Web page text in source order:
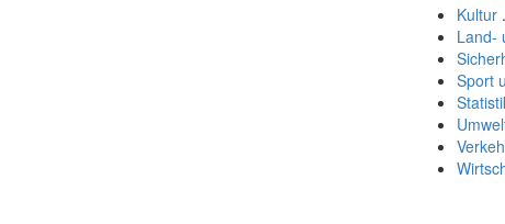
Kultur .
Land-
Sport